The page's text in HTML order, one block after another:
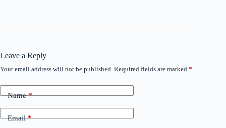
Leave a Reply
Your email address will not be published. Required fields are marked *
Name*
Email*